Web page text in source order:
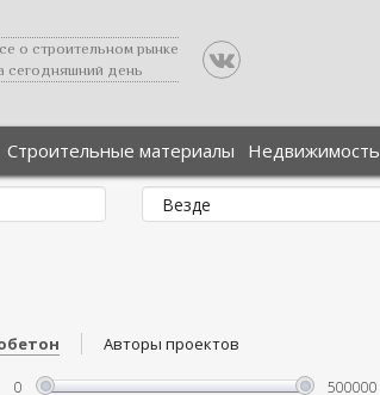
о строительном рынке
сегодняшний день
Строительные материалы Недвижимость
Авторы проектов